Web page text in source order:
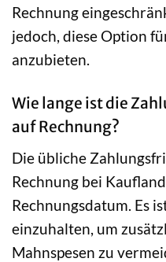
Rechnung
jedoch, diese Option
anzubieten.
Wie lange ist die
auf Rechnung?
Die übliche
Rechnung bei
Rechnungsdatum. Es
einzuhalten, um
Mahnspesen zu